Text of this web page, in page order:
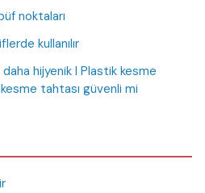
noktaları
kullanılır
hijyenik I Plastik kesme
tahtası güvenli mi